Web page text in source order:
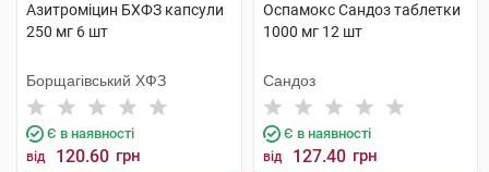
Азитроміцин БХФЗ капсули
250 мг 6 шт
Борщагівський ХФЗ
Є в наявності
від 120.60 грн
Оспамокс Сандоз таблетки
1000 мг 12 шт
Сандоз
Є в наявності
від 127.40 грн